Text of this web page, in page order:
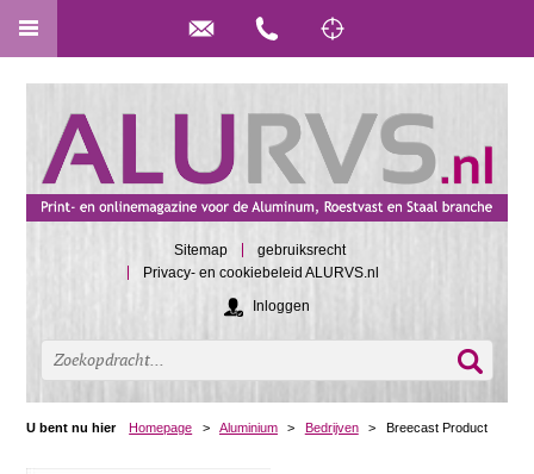
Sitemap
gebruiksrecht
Privacy- en cookiebeleid ALURVS.nl
Inloggen
U bent nu hier Homepage > Aluminium > Bedrijven > Breecast Product